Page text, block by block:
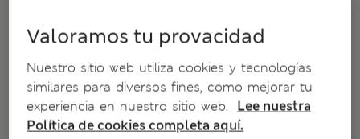
Valoramos tu provacidad
Nuestro sitio web utiliza cookies y tecnologías
similares para diversos fines, como mejorar tu
experiencia en nuestro sitio web.
Lee nuestra
Política de cookies completa aquí.